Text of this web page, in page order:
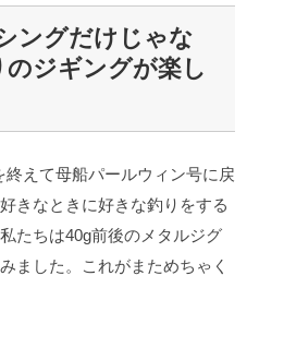
ングだけじゃな
のジギングが楽し
えて母船パールウィン号に戻
きなときに好きな釣りをする
たちは40g前後のメタルジグ
ました。これがまためちゃく